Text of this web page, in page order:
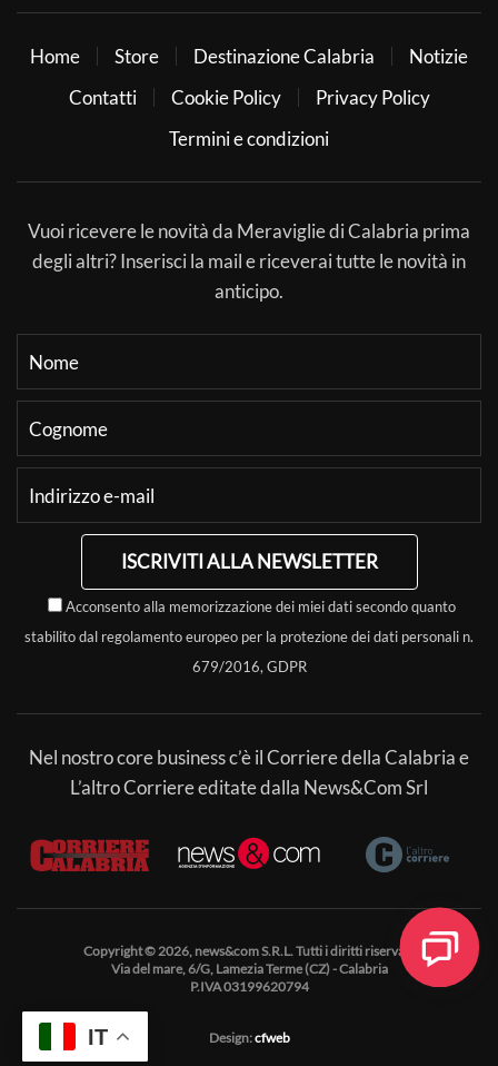
Home Store Destinazione Calabria
Notizie
Contatti
Cookie Policy
Privacy Policy
Termini e condizioni
Vuoi ricevere le novità da Meraviglie di Calabria prima
degli altri? Inserisci la mail e riceverai tutte le novità in
anticipo.
ISCRIVITI ALLA NEWSLETTER
Acconsento alla memorizzazione dei miei dati secondo quanto
stabilito dal regolamento europeo per la protezione dei dati personali n.
679/2016, GDPR
Nel nostro core business c’è il Corriere della Calabria e
L’altro Corriere editate dalla News&Com Srl
Copyright © 2026, news&com S.R.L. Tutti i diritti riservati.
Via del mare, 6/G, Lamezia Terme (CZ) - Calabria
P.IVA 03199620794
Design:cfweb
IT